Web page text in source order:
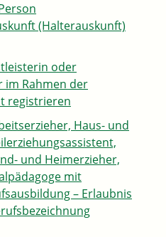
(Halterauskunft)
oder
im Rahmen der
registrieren
Haus- und
und Heimerzieher,
mit
– Erlaubnis